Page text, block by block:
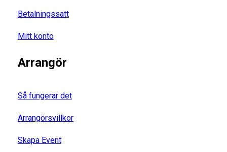
Betalningssätt
Mitt konto
Arrangör
Så fungerar det
Arrangörsvillkor
Skapa Event